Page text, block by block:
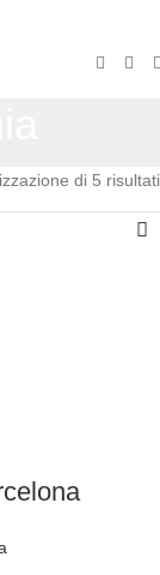
di 5 risultati